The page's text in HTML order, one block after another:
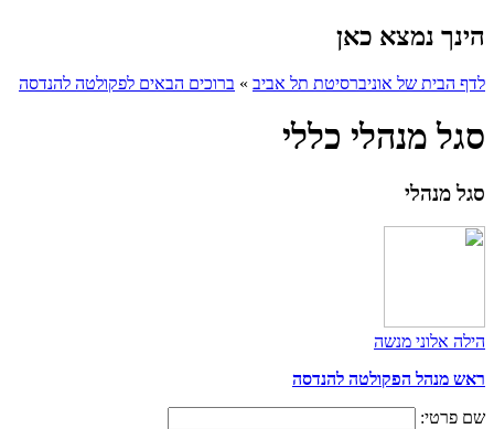
הינך נמצא כאן
לדף הבית של אוניברסיטת תל אביב » ברוכים הבאים לפקולטה להנדסה
סגל מנהלי כללי
סגל מנהלי
הילה אלוני מנשה
ראש מנהל הפקולטה להנדסה
שם פרטי: